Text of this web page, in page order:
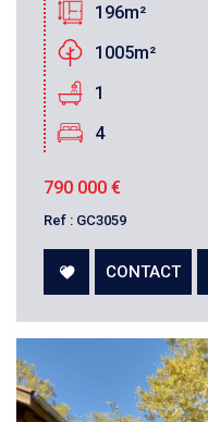
196m²
1005m²
1
4
790 000 €
Ref : GC3059
CONTACT